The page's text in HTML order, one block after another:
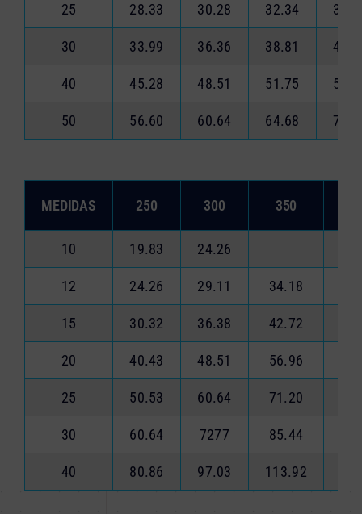
25 28.33 30.28 32.34
30 33.99 36.36 38.81
40 45.28 48.51 51.75
50 56.60 60.64 64.68
MEDIDAS 250 300 350
10 19.83 24.26
12 24.26 29.11 34.18
15 30.32 36.38 42.72
20 40.43 48.51 56.96
25 50.53 60.64 71.20
30 60.64 7277 85.44
40 80.86 97.03 113.92